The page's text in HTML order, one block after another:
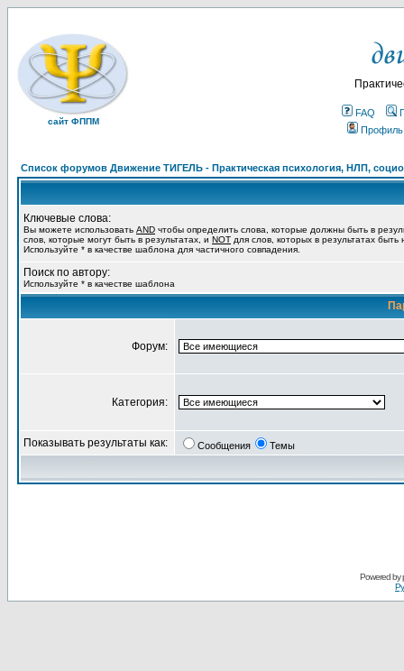
сайт ФППМ
FAQ
Профиль
Список форумов Движение ТИГЕЛЬ - Практическая психология, НЛП,
Ключевые слова:
Вы можете использовать AND чтобы определить слова, которые должны быть в
слов, которые могут быть в результатах, и NOT для слов, которых в результатах
Используйте * в качестве шаблона для частичного совпадения.
Поиск по автору:
Используйте * в качестве шаблона
Форум:
Категория:
Показывать результаты как: Сообщения Темы
Powered by